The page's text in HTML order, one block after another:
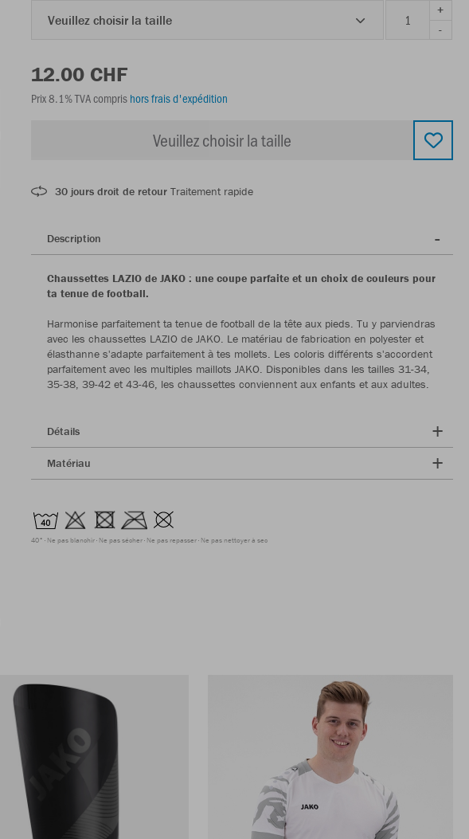
Veuillez choisir la taille
+
-
12.00 CHF
Prix 8.1% TVA compris hors frais d'expédition
Veuillez choisir la taille
30 jours droit de retour Traitement rapide
Description
Chaussettes LAZIO de JAKO : une coupe parfaite et un choix de couleurs pour
ta tenue de football.
Harmonise parfaitement ta tenue de football de la tête aux pieds. Tu y parviendras
avec les chaussettes LAZIO de JAKO. Le matériau de fabrication en polyester et
élasthanne s'adapte parfaitement à tes mollets. Les coloris différents s'accordent
parfaitement avec les multiples maillots JAKO. Disponibles dans les tailles 31-34,
35-38, 39-42 et 43-46, les chaussettes conviennent aux enfants et aux adultes.
Détails
Matériau
40° Ne pas blanchir Ne pas sécher Ne pas repasser Ne pas nettoyer à sec